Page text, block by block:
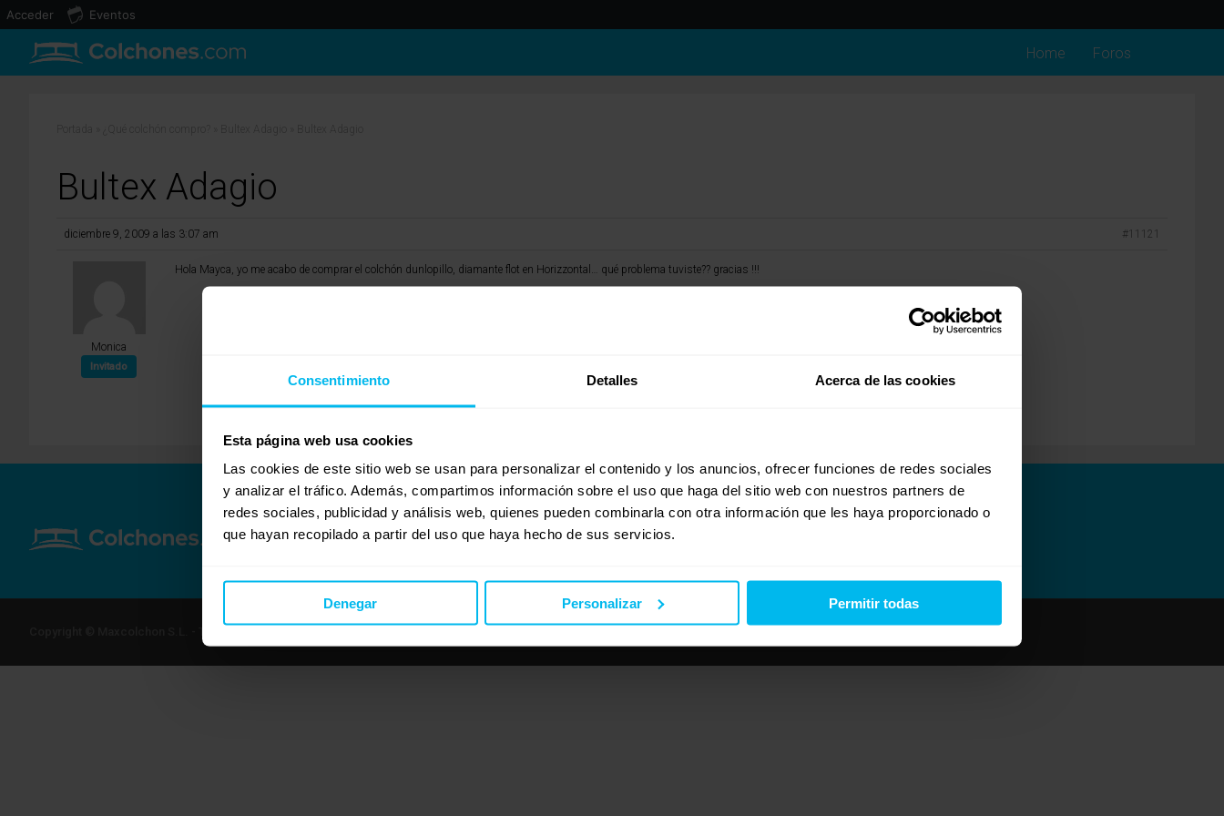
Consentimiento Detalles Acerca de las cookies
Esta página web usa cookies
Las cookies de este sitio web se usan para personalizar el contenido y los anuncios, ofrecer funciones de redes sociales
y analizar el tráfico. Además, compartimos información sobre el uso que haga del sitio web con nuestros partners de
redes sociales, publicidad y análisis web, quienes pueden combinarla con otra información que les haya proporcionado o
que hayan recopilado a partir del uso que haya hecho de sus servicios.
Denegar Personalizar Permitir todas
Home Foros
Bultex Adagio
diciembre 9, 2009 a las 3:07 am #11121
Monica
Invitado
Hola Mayca, yo me acabo de comprar el colchón dunlopillo, diamante flot en Horizzontal… qué problema tuviste?? gracias !!!
Acceder Eventos